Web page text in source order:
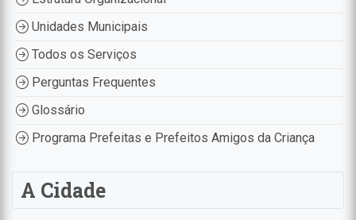
Unidades Municipais
Todos os Serviços
Perguntas Frequentes
Glossário
Programa Prefeitas e Prefeitos Amigos da Criança
A Cidade